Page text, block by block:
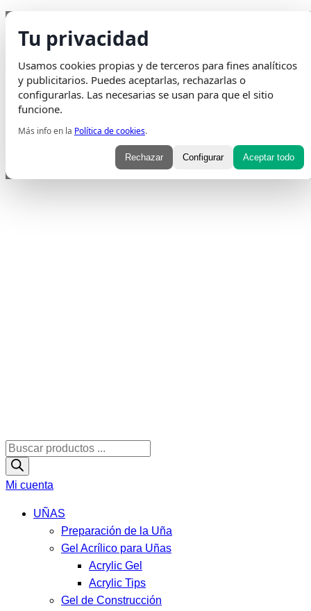
Tu privacidad
Usamos cookies propias y de terceros para fines analíticos
y publicitarios. Puedes aceptarlas, rechazarlas o
configurarlas. Las necesarias se usan para que el sitio
funcione.
Más info en la Política de cookies.
Rechazar Configurar Aceptar todo
Saltar
contenido
Envio Gratis
Whatsapp Envelope Instagram
Búsqueda
de
productos
Mi cuenta
UÑAS
Preparación de la Uña
Gel Acrílico para Uñas
Acrylic Gel
Acrylic Tips
Gel de Construcción